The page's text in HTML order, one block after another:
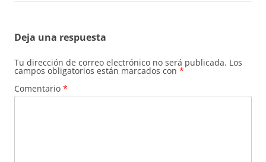
Deja una respuesta
Tu dirección de correo electrónico no será publicada. Los
campos obligatorios están marcados con *
Comentario *